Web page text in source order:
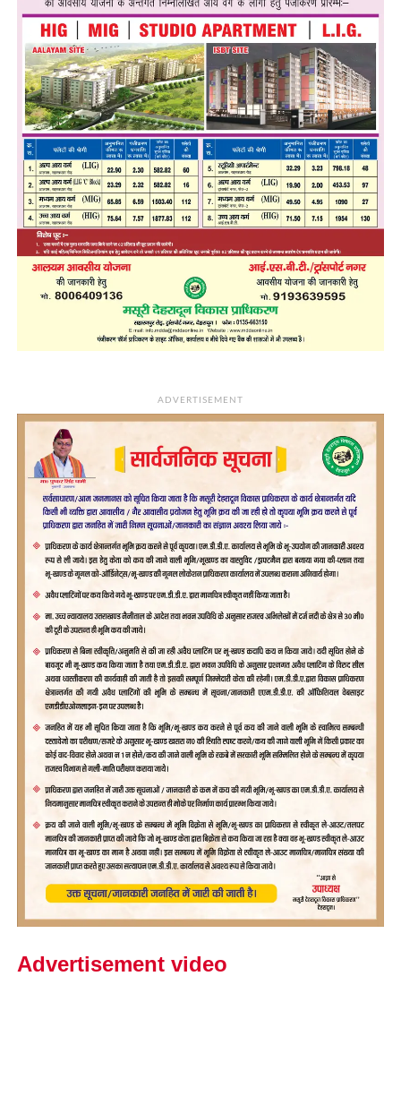
ADVERTISEMENT
Advertisement video